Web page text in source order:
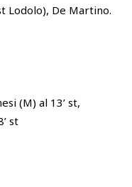
Lodolo), De Martino.
(M) al 13’ st,
st